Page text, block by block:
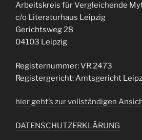
Arbeitskreis für Vergleichende
c/o Literaturhaus Leipzig
Gerichtsweg 28
04103 Leipzig
Registernummer: VR 2473
Registergericht: Amtsgericht
hier geht’s zur vollständigen
DATENSCHUTZERKLÄRUNG